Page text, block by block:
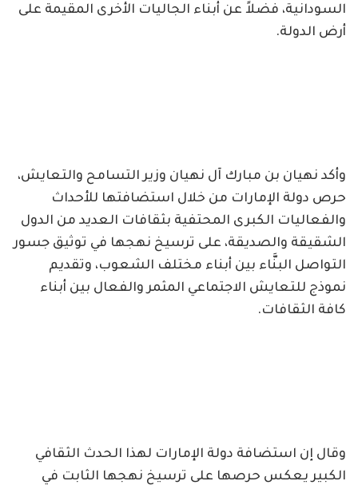
السودانية، فضلاً عن أبناء الجاليات الأخرى المقيمة على
أرض الدولة.
وأكد نهيان بن مبارك آل نهيان وزير التسامح والتعايش،
حرص دولة الإمارات من خلال استضافتها للأحداث
والفعاليات الكبرى المحتفية بثقافات العديد من الدول
الشقيقة والصديقة، على ترسيخ نهجها في توثيق جسور
التواصل البنَّاء بين أبناء مختلف الشعوب، وتقديم
نموذج للتعايش الاجتماعي المثمر والفعال بين أبناء
كافة الثقافات.
وقال إن استضافة دولة الإمارات لهذا الحدث الثقافي
الكبير يعكس حرصها على ترسيخ نهجها الثابت في